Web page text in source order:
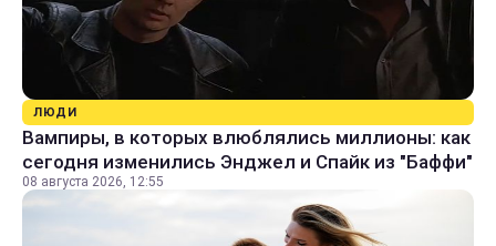
ЛЮДИ
Вампиры, в которых влюблялись миллионы: как
сегодня изменились Энджел и Спайк из "Баффи"
08 августа 2026, 12:55